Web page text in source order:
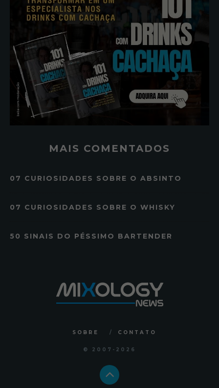
MAIS COMENTADOS
07 CURIOSIDADES SOBRE O ABSINTO
07 CURIOSIDADES SOBRE O WHISKY
50 SINAIS DO PÉSSIMO BARTENDER
SOBRE CONTATO
© 2007 -2026